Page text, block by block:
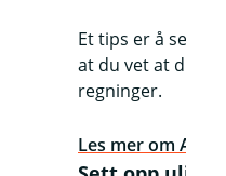
Et tips er å sette
at du vet at du
regninger.
Les mer om